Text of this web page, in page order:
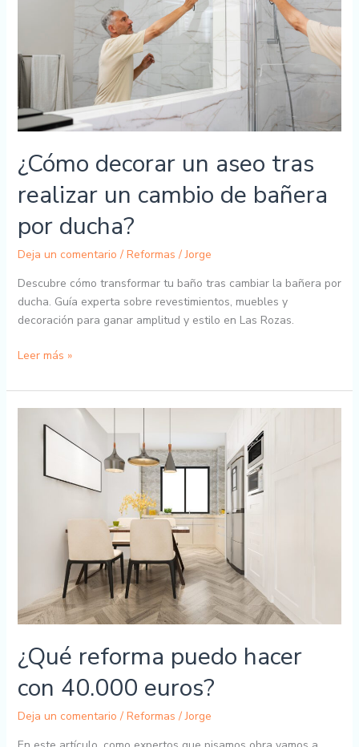
¿Cómo decorar un aseo tras
realizar un cambio de bañera
por ducha?
Deja un comentario / Reformas /Jorge
Descubre cómo transformar tu baño tras cambiar la bañera por
ducha. Guía experta sobre revestimientos, muebles y
decoración para ganar amplitud y estilo en Las Rozas.
cambio
de
bañera
por
ducha?
Leer más »
¿Qué reforma puedo hacer
con 40.000 euros?
Deja un comentario / Reformas /Jorge
reforma
hacer